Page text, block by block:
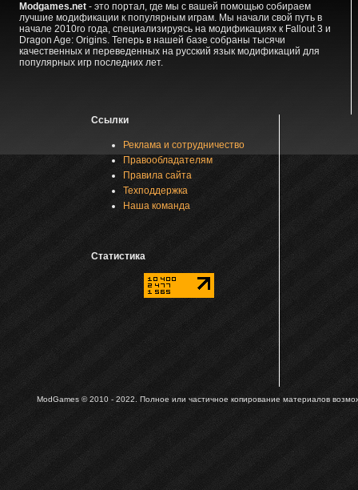
Modgames.net- это портал, где мы с вашей помощью собираем
лучшие модификации к популярным играм. Мы начали свой путь в
начале 2010го года, специализируясь на модификациях к Fallout 3 и
Dragon Age: Origins. Теперь в нашей базе собраны тысячи
качественных и переведенных на русский язык модификаций для
популярных игр последних лет.
Ссылки
Реклама и сотрудничество
Правообладателям
Правила сайта
Техподдержка
Наша команда
Статистика
ModGames © 2010 - 2022. Полное или частичное копирование материалов